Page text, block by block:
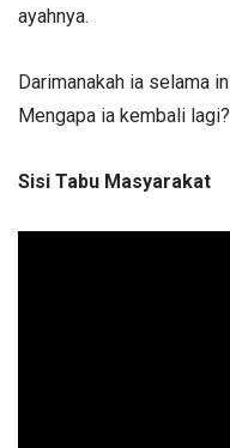
ayahnya.
Darimanakah ia selama
Mengapa ia kembali lagi?
Sisi Tabu Masyarakat